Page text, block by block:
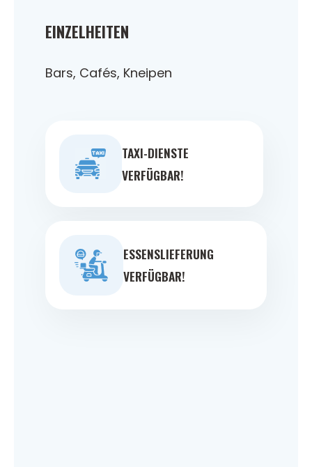
EINZELHEITEN
Bars, Cafés, Kneipen
TAXI-DIENSTE
VERFÜGBAR!
ESSENSLIEFERUNG
VERFÜGBAR!